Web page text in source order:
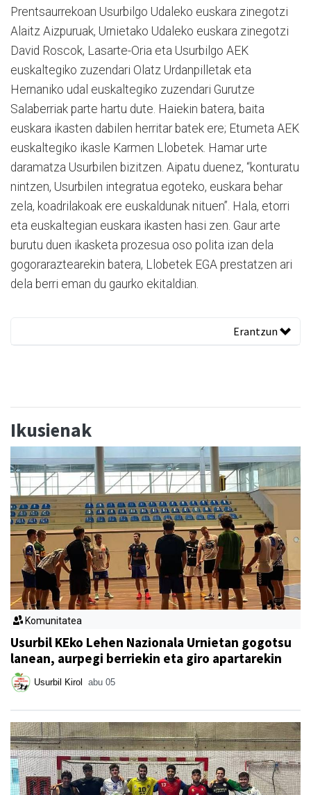
Prentsaurrekoan Usurbilgo Udaleko euskara zinegotzi
Alaitz Aizpuruak, Urnietako Udaleko euskara zinegotzi
David Roscok, Lasarte-Oria eta Usurbilgo AEK
euskaltegiko zuzendari Olatz Urdanpilletak eta
Hernaniko udal euskaltegiko zuzendari Gurutze
Salaberriak parte hartu dute. Haiekin batera, baita
euskara ikasten dabilen herritar batek ere; Etumeta AEK
euskaltegiko ikasle Karmen Llobetek. Hamar urte
daramatza Usurbilen bizitzen. Aipatu duenez, “konturatu
nintzen, Usurbilen integratua egoteko, euskara behar
zela, koadrilakoak ere euskaldunak nituen”. Hala, etorri
eta euskaltegian euskara ikasten hasi zen. Gaur arte
burutu duen ikasketa prozesua oso polita izan dela
gogoraraztearekin batera, Llobetek EGA prestatzen ari
dela berri eman du gaurko ekitaldian.
Erantzun
Ikusienak
Komunitatea
Usurbil KEko Lehen Nazionala Urnietan gogotsu
lanean, aurpegi berriekin eta giro apartarekin
Usurbil Kirol abu 05